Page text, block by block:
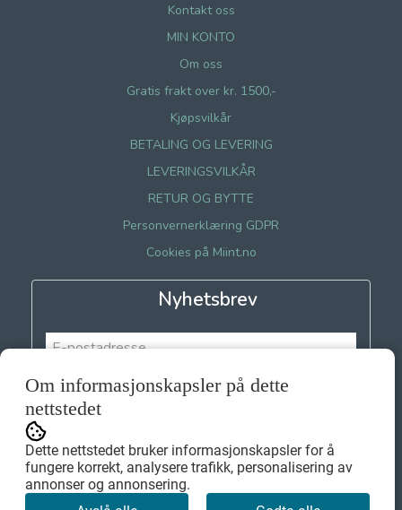
Kontakt oss
MIN KONTO
Om oss
Gratis frakt over kr. 1500,-
Kjøpsvilkår
BETALING OG LEVERING
LEVERINGSVILKÅR
RETUR OG BYTTE
Personvernerklæring GDPR
Cookies på Miint.no
Nyhetsbrev
Om informasjonskapsler på dette
nettstedet
Dette nettstedet bruker informasjonskapsler for å
fungere korrekt, analysere trafikk, personalisering av
annonser og annonsering.